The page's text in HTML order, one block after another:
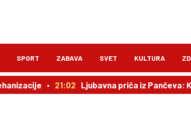
SPORT ZABAVA SVET KULTURA
21:02 Ljubavna priča iz Pančeva: Kad se